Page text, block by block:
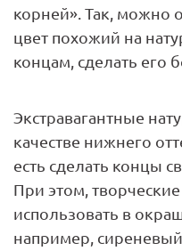
корней». Так, можно
цвет похожий на
концам, сделать его
Экстравагантные
качестве нижнего
есть сделать концы
При этом,
использовать в
например,